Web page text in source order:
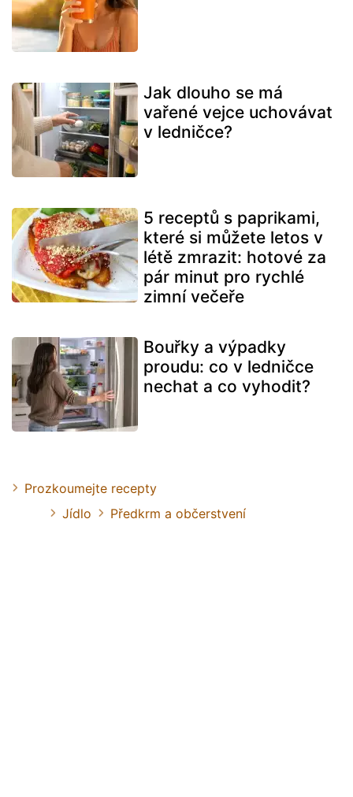
Jak dlouho se má
vařené vejce uchovávat
v ledničce?
5 receptů s paprikami,
které si můžete letos v
létě zmrazit: hotové za
pár minut pro rychlé
zimní večeře
Bouřky a výpadky
proudu: co v ledničce
nechat a co vyhodit?
Prozkoumejte recepty
Jídlo
Předkrm a občerstvení